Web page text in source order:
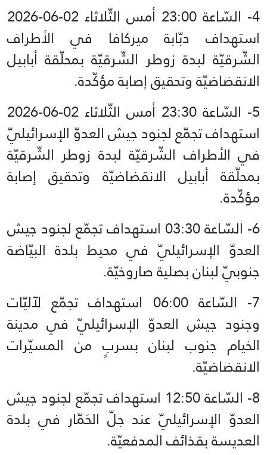
استهداف دبّابة ميركافا في الأطراف
الشّرقيّة لبدة زوطر الشّرقيّة بمحلّقة أبابيل
الانقضاضيّة وتحقيق إصابة مؤكّدة.
استهداف تجمّع لجنود جيش العدوّ الإسرائيليّ
في الأطراف الشّرقيّة لبدة زوطر الشّرقيّة
بمحلّقة أبابيل الانقضاضيّة وتحقيق إصابة
مؤكّدة.
6- السّاعة 03:30 استهداف تجمّع لجنود جيش
العدوّ الإسرائيليّ في محيط بلدة البيّاضة
جنوبيّ لبنان بصلية صاروخيّة.
7- السّاعة 06:00 استهداف تجمّع لآليّات
وجنود جيش العدوّ الإسرائيليّ في مدينة
الخيام جنوب لبنان بسربٍ من المسيّرات
الانقضاضيّة.
8- السّاعة 12:50 استهداف تجمّع لجنود جيش
العدوّ الإسرائيليّ عند جلّ الحَمّار في بلدة
العديسة بقذائف المدفعيّة.